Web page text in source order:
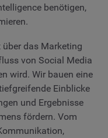
benötigen,
das Marketing
von Social Media
wird. Wir bauen eine
Einblicke
und Ergebnisse
fördern. Vom